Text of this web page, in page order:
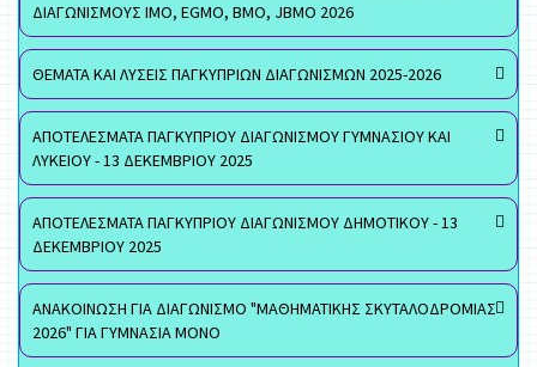
ΔΙΑΓΩΝΙΣΜΟΥΣ ΙΜΟ, EGMO, ΒΜΟ, JBMO 2026
ΘΕΜΑΤΑ ΚΑΙ ΛΥΣΕΙΣ ΠΑΓΚΥΠΡΙΩΝ ΔΙΑΓΩΝΙΣΜΩΝ 2025-2026
ΑΠΟΤΕΛΕΣΜΑΤΑ ΠΑΓΚΥΠΡΙΟΥ ΔΙΑΓΩΝΙΣΜΟΥ ΓΥΜΝΑΣΙΟΥ ΚΑΙ
ΛΥΚΕΙΟΥ - 13 ΔΕΚΕΜΒΡΙΟΥ 2025
ΑΠΟΤΕΛΕΣΜΑΤΑ ΠΑΓΚΥΠΡΙΟΥ ΔΙΑΓΩΝΙΣΜΟΥ ΔΗΜΟΤΙΚΟΥ - 13
ΔΕΚΕΜΒΡΙΟΥ 2025
ΑΝΑΚΟΙΝΩΣΗ ΓΙΑ ΔΙΑΓΩΝΙΣΜΟ "ΜΑΘΗΜΑΤΙΚΗΣ ΣΚΥΤΑΛΟΔΡΟΜΙΑΣ
2026" ΓΙΑ ΓΥΜΝΑΣΙΑ ΜΟΝΟ